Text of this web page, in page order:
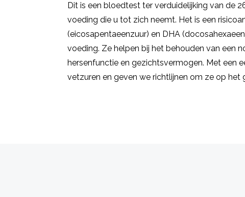
Dit is een bloedtest ter verduidelijking van de
voeding die u tot zich neemt. Het is een
(eicosapentaeenzuur) en DHA
voeding. Ze helpen bij het behouden van een
hersenfunctie en gezichtsvermogen. Met een
vetzuren en geven we richtlijnen om ze op het